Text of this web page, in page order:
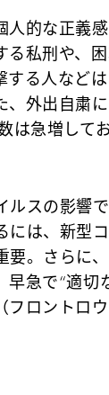
的な正義
る私刑や、
する人など
、外出自粛
は急増して
スの影響
には、新型
要。さらに
早急で“適切
ロントロウ